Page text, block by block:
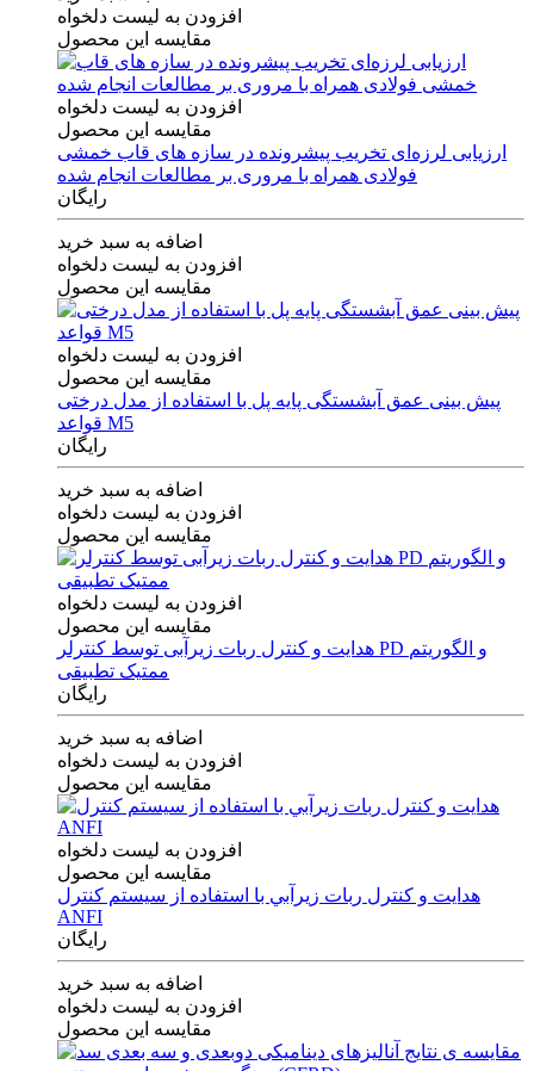
افزودن به لیست دلخواه
مقایسه این محصول
افزودن به لیست دلخواه
مقایسه این محصول
ارزیابی لرزه‌ای تخریب پیشرونده در سازه های قاب خمشی
فولادی همراه با مروری بر مطالعات انجام شده
رایگان
اضافه به سبد خرید
افزودن به لیست دلخواه
مقایسه این محصول
افزودن به لیست دلخواه
مقایسه این محصول
پیش بینی عمق آبشستگی پایه پل با استفاده از مدل درختی
قواعد M5
رایگان
اضافه به سبد خرید
افزودن به لیست دلخواه
مقایسه این محصول
افزودن به لیست دلخواه
مقایسه این محصول
هدایت و کنترل ربات زیرآبی توسط کنترلر PD و الگوریتم
ممتیک تطبیقی
رایگان
اضافه به سبد خرید
افزودن به لیست دلخواه
مقایسه این محصول
افزودن به لیست دلخواه
مقایسه این محصول
هدايت و كنترل ربات زيرآبي با استفاده از سيستم كنترل
ANFI
رایگان
اضافه به سبد خرید
افزودن به لیست دلخواه
مقایسه این محصول